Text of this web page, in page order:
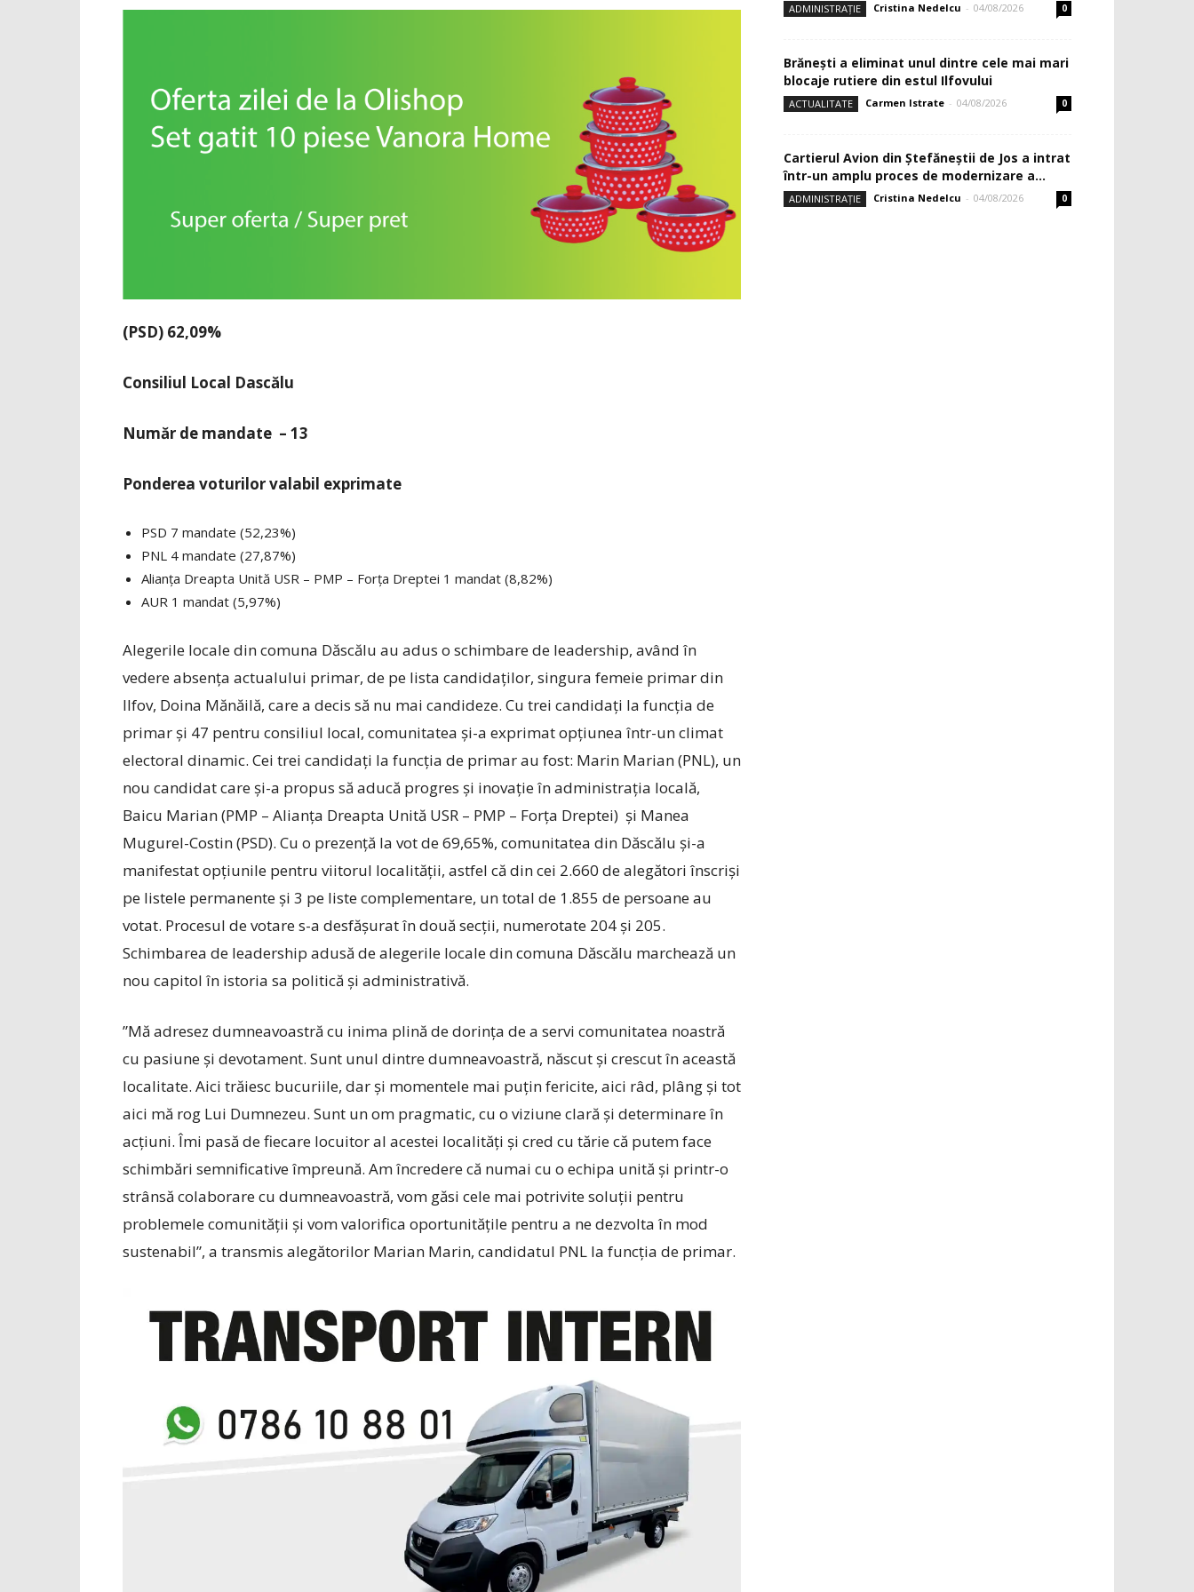
(PSD) 62,09%
Consiliul Local Dascălu
Număr de mandate – 13
Ponderea voturilor valabil exprimate
PSD 7 mandate (52,23%)
PNL 4 mandate (27,87%)
Alianța Dreapta Unită USR – PMP – Forța Dreptei 1 mandat (8,82%)
AUR 1 mandat (5,97%)
Alegerile locale din comuna Dăscălu au adus o schimbare de leadership, având în
vedere absența actualului primar, de pe lista candidaților, singura femeie primar din
Ilfov, Doina Mănăilă, care a decis să nu mai candideze. Cu trei candidați la funcția de
primar și 47 pentru consiliul local, comunitatea și-a exprimat opțiunea ­într-un climat
electoral dinamic. Cei trei candidați la funcția de primar au fost: Marin Marian (PNL), un
nou candidat care și-a propus să aducă progres și inovație în administrația locală,
Baicu Marian (PMP – Alianța Dreapta Unită USR – PMP – Forța Dreptei) și Manea
Mugurel-Costin (PSD). Cu o prezență la vot de 69,65%, comunitatea din Dăscălu și-a
manifestat opțiunile pentru viitorul localității, astfel că din cei 2.660 de alegători înscriși
pe listele permanente și 3 pe liste complementare, un total de 1.855 de persoane au
votat. Procesul de votare s-a desfășurat în două secții, numerotate 204 și 205.
Schimbarea de leadership adusă de alegerile locale din comuna Dăscălu marchează un
nou capitol în istoria sa politică și administrativă.
”Mă adresez dumneavoastră cu inima plină de dorința de a servi comunitatea noastră
cu pasiune și devotament. Sunt unul dintre dumneavoastră, născut și crescut în această
localitate. Aici trăiesc bucuriile, dar și momentele mai puțin fericite, aici râd, plâng și tot
aici mă rog Lui Dumnezeu. Sunt un om pragmatic, cu o viziune clară și determinare în
acțiuni. Îmi pasă de fiecare locuitor al acestei localități și cred cu tărie că putem face
schimbări semnificative îm­preună. Am încredere că numai cu o echipa unită și printr-o
strânsă colaborare cu dumneavoastră, vom găsi cele mai potrivite soluții pentru
problemele comunității și vom valorifica oportunitățile pentru a ne dezvolta în mod
sustena­bil”, a transmis alegătorilor Marian Marin, candidatul PNL la funcția de primar.
ADMINISTRAȚIE Cristina Nedelcu - 04/08/2026 0
Brănești a eliminat unul dintre cele mai mari
blocaje rutiere din estul Ilfovului
ACTUALITATE Carmen Istrate - 04/08/2026 0
Cartierul Avion din Ştefăneştii de Jos a intrat
într-un amplu proces de modernizare a...
ADMINISTRAȚIE Cristina Nedelcu - 04/08/2026 0